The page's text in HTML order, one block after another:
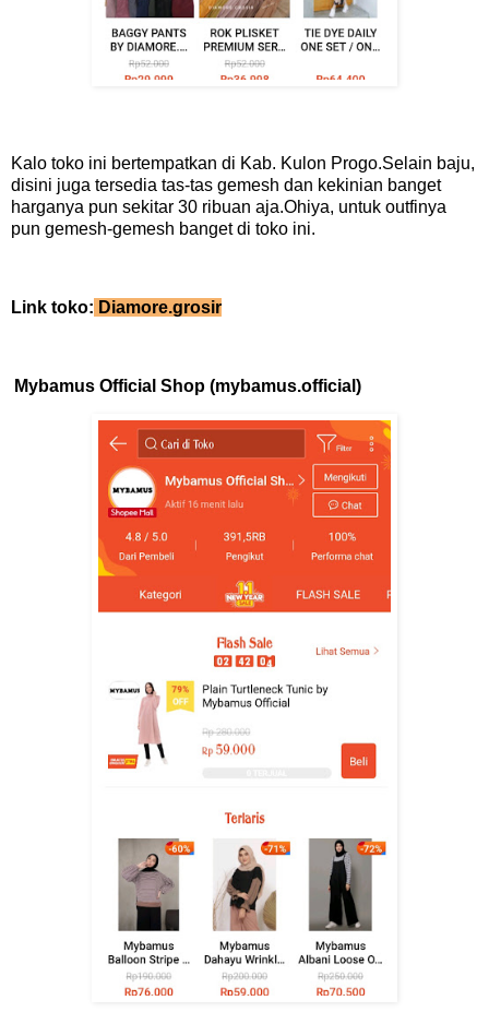
Kalo toko ini bertempatkan di Kab. Kulon Progo.Selain baju,
disini juga tersedia tas-tas gemesh dan kekinian banget
harganya pun sekitar 30 ribuan aja.Ohiya, untuk outfinya
pun gemesh-gemesh banget di toko ini.
Link toko: Diamore.grosir
Mybamus Official Shop (mybamus.official)